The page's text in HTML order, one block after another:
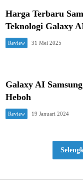
Harga Terbaru
Teknologi Galaxy
Review 31 Mei 2025
Galaxy AI
Heboh
Review 19 Januari 2024